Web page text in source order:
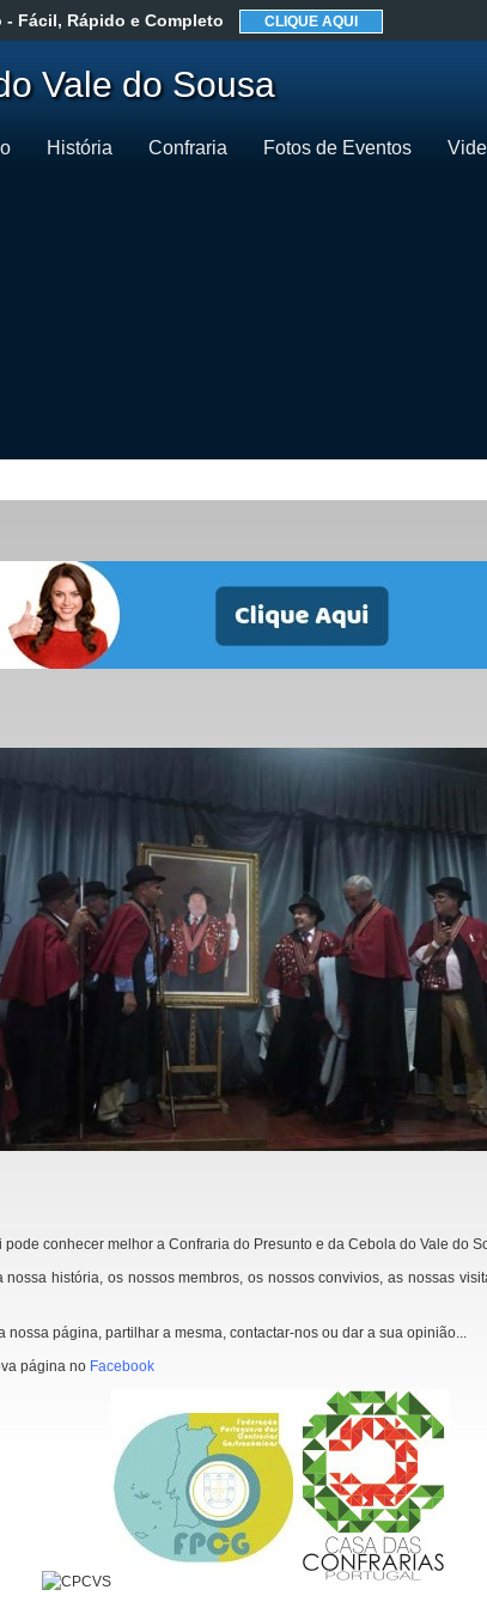
Vale do Sousa
História Confraria Fotos de Eventos
pode conhecer melhor a Confraria do Presunto e da Cebola do Vale do
história, os nossos membros, os nossos convivios, as nossas
página, partilhar a mesma, contactar-nos ou dar a sua opinião...
página no Facebook
- Fácil, Rápido e Completo CLIQUE AQUI